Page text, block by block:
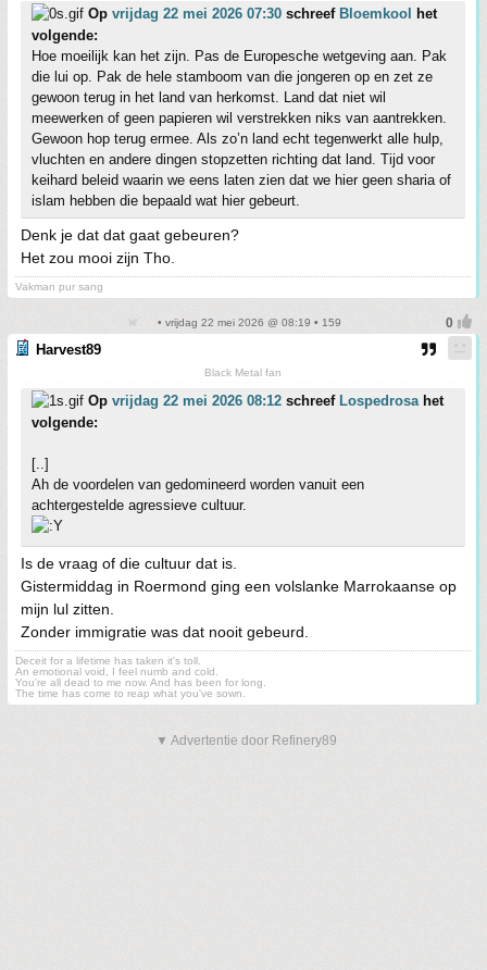
Op vrijdag 22 mei 2026 07:30 schreef Bloemkool
het
volgende:
Hoe moeilijk kan het zijn. Pas de Europesche wetgeving aan. Pak
die lui op. Pak de hele stamboom van die jongeren op en zet ze
gewoon terug in het land van herkomst. Land dat niet wil
meewerken of geen papieren wil verstrekken niks van aantrekken.
Gewoon hop terug ermee. Als zo’n land echt tegenwerkt alle hulp,
vluchten en andere dingen stopzetten richting dat land. Tijd voor
keihard beleid waarin we eens laten zien dat we hier geen sharia of
islam hebben die bepaald wat hier gebeurt.
Denk je dat dat gaat gebeuren?
Het zou mooi zijn Tho.
Vakman pur sang
• vrijdag 22 mei 2026 @ 08:19 • 159
Harvest89
Black Metal fan
Op vrijdag 22 mei 2026 08:12 schreef Lospedrosahet
volgende:
[..]
Ah de voordelen van gedomineerd worden vanuit een
achtergestelde agressieve cultuur.
Is de vraag of die cultuur dat is.
Gistermiddag in Roermond ging een volslanke Marrokaanse op
mijn lul zitten.
Zonder immigratie was dat nooit gebeurd.
Deceit for a lifetime has taken it's toll.
An emotional void, I feel numb and cold.
You're all dead to me now. And has been for long.
The time has come to reap what you've sown.
▼ Advertentie door Refinery89